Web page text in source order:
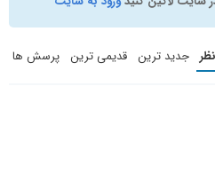
جدید ترین قدیمی ترین پرسش ها